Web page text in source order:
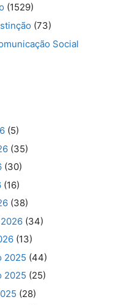
(1529)
(73)
Social
(5)
(35)
(30)
(16)
(38)
(34)
(13)
2025 (44)
2025 (25)
(28)